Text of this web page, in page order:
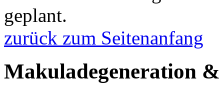
geplant.
zurück zum Seitenanfang
Makuladegeneration